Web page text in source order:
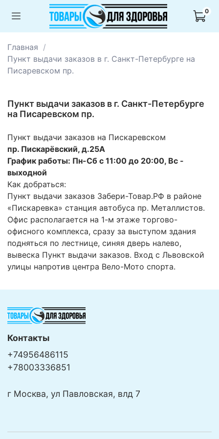
0
Главная
Пункт выдачи заказов в г. Санкт-Петербурге на
Писаревском пр.
Пункт выдачи заказов в г. Санкт-Петербурге
на Писаревском пр.
Пункт выдачи заказов на Пискаревском
пр. Пискарёвский, д.25А
График работы: Пн-Сб с 11:00 до 20:00, Вс -
выходной
Как добраться:
Пункт выдачи заказов Забери-Товар.РФ в районе
«Пискаревка» станция автобуса пр. Металлистов.
Офис располагается на 1-м этаже торгово-
офисного комплекса, сразу за выступом здания
подняться по лестнице, синяя дверь налево,
вывеска Пункт выдачи заказов. Вход с Львовской
улицы напротив центра Вело-Мото спорта.
Контакты
+74956486115
+78003336851
г Москва, ул Павловская, влд 7